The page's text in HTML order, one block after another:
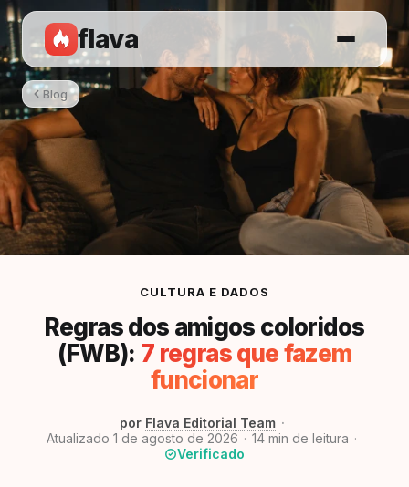
Blog
flava
CULTURA E DADOS
Regras dos amigos coloridos
(FWB): 7 regras que fazem
funcionar
por Flava Editorial Team
Atualizado 1 de agosto de 2026
14 min de leitura
Verificado